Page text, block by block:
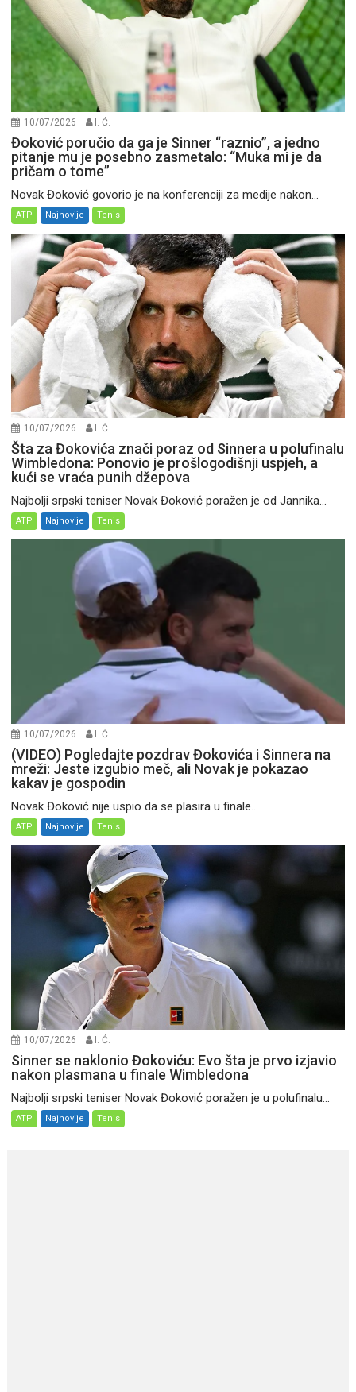
10/07/2026 I. Ć.
Đoković poručio da ga je Sinner “raznio”, a jedno
pitanje mu je posebno zasmetalo: “Muka mi je da
pričam o tome”
Novak Đoković govorio je na konferenciji za medije nakon...
ATP Najnovije Tenis
10/07/2026 I. Ć.
Šta za Đokovića znači poraz od Sinnera u polufinalu
Wimbledona: Ponovio je prošlogodišnji uspjeh, a
kući se vraća punih džepova
Najbolji srpski teniser Novak Đoković poražen je od Jannika...
ATP Najnovije Tenis
10/07/2026 I. Ć.
(VIDEO) Pogledajte pozdrav Đokovića i Sinnera na
mreži: Jeste izgubio meč, ali Novak je pokazao
kakav je gospodin
Novak Đoković nije uspio da se plasira u finale...
ATP Najnovije Tenis
10/07/2026 I. Ć.
Sinner se naklonio Đokoviću: Evo šta je prvo izjavio
nakon plasmana u finale Wimbledona
Najbolji srpski teniser Novak Đoković poražen je u polufinalu...
ATP Najnovije Tenis